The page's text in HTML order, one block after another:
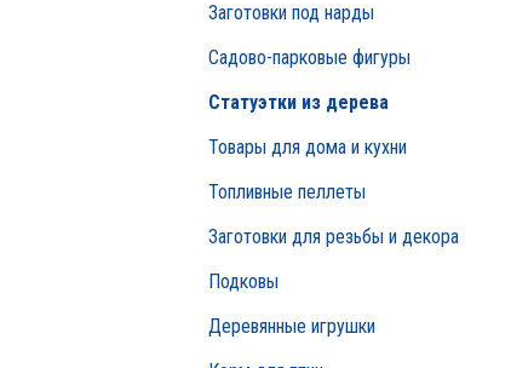
Заготовки под нарды
Садово-парковые фигуры
Статуэтки из дерева
Товары для дома и кухни
Топливные пеллеты
Заготовки для резьбы и декора
Подковы
Деревянные игрушки